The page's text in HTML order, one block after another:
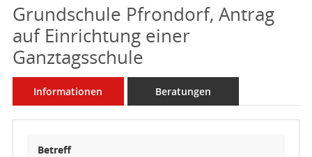
Grundschule Pfrondorf, Antrag
auf Einrichtung einer
Ganztagsschule
Informationen Beratungen
Betreff